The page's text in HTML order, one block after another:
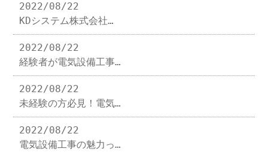
2022/08/22
KDシステム株式会社…
2022/08/22
経験者が電気設備工事…
2022/08/22
未経験の方必見！電気…
2022/08/22
電気設備工事の魅力っ…